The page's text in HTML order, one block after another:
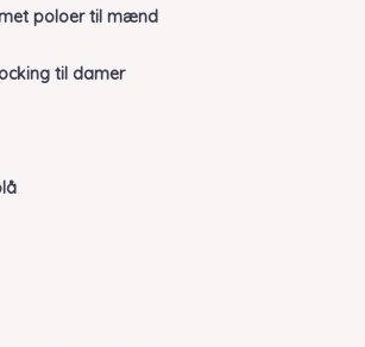
poloer til mænd
til damer